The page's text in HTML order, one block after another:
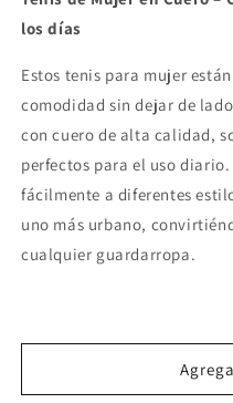
Tenis
en
Metalizado
Tenis
los días
Estos tenis para mujer
comodidad sin dejar de
con cuero de alta calidad,
perfectos para el uso
fácilmente a diferentes
uno más urbano,
cualquier guardarropa.